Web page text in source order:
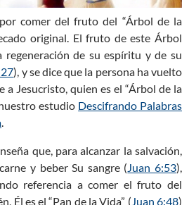
comer del fruto del “Árbol de la
original. El fruto de este Árbol
regeneración de su espíritu y de su
), y se dice que la persona ha vuelto
a Jesucristo, quien es el “Árbol de la
estudio Descifrando Palabras
.
que, para alcanzar la salvación,
y beber Su sangre (Juan 6:53),
referencia a comer el fruto del
Él es el “Pan de la Vida” (Juan 6:48)